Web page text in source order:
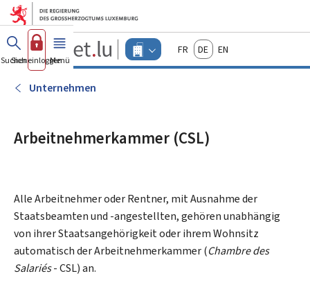
Zum Hauptmenü
Zum Inhalt
Guichet.lu
Changer
d'espace
FrançaisDeutschEnglish
Suchen
Sich einloggen
Menü Haupt-
Unternehmen
Arbeitnehmerkammer (CSL)
Alle Arbeitnehmer oder Rentner, mit Ausnahme der
Staatsbeamten und -angestellten, gehören unabhängig
von ihrer Staatsangehörigkeit oder ihrem Wohnsitz
automatisch der Arbeitnehmerkammer (Chambre des
Salariés- CSL) an.